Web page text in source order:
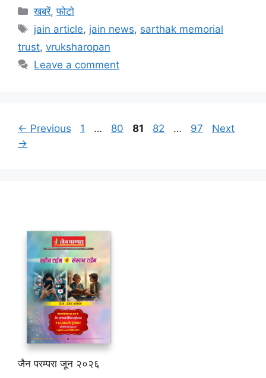
Categories
खबरें,फोटो
Tags
jain article, jain news, sarthak memorial
trust, vruksharopan
Leave a comment
← Previous Page
1 … Page
80 Page
81 Page
82 … Page
97
Next
→
जैन परम्परा जून २०२६